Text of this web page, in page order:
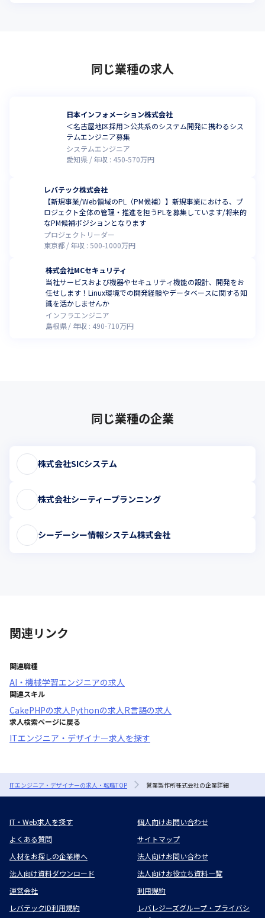
同じ業種の求人
日本インフォメーション株式会社
＜名古屋地区採用＞公共系のシステム開発に携わるシス
テムエンジニア募集
システムエンジニア
愛知県
年収 : 450-570万円
レバテック株式会社
【新規事業/Web領域のPL（PM候補）】新規事業における、プ
ロジェクト全体の管理・推進を担うPLを募集しています/将来的
なPM候補ポジションとなります
プロジェクトリーダー
東京都
年収 :500-1000万円
株式会社MCセキュリティ
当社サービスおよび機器やセキュリティ機能の設計、開発をお
任せします！Linux環境での開発経験やデータベースに関する知
識を活かしませんか
インフラエンジニア
島根県
年収 : 490-710万円
同じ業種の企業
株式会社SICシステム
株式会社シーティープランニング
シーデーシー情報システム株式会社
関連リンク
関連職種
AI・機械学習エンジニアの求人
関連スキル
CakePHPの求人 Pythonの求人 R言語の求人
求人検索ページに戻る
ITエンジニア・デザイナー求人を探す
ITエンジニア・デザイナーの求人・転職TOP 営業製作所株式会社の企業詳細
IT・Web求人を探す
個人向けお問い合わせ
よくある質問
サイトマップ
人材をお探しの企業様へ
法人向けお問い合わせ
法人向け資料ダウンロード
法人向けお役立ち資料一覧
運営会社
利用規約
レバテックID利用規約
レバレジーズグループ・プライバシ